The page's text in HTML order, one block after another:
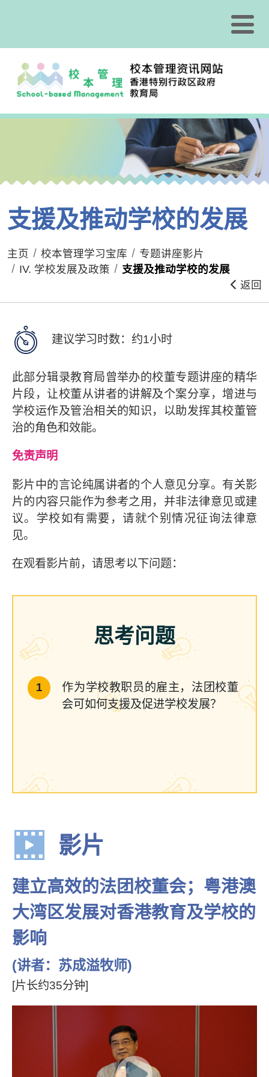
支援及推动学校的发展
主页 校本管理学习宝库
专题讲座影片
IV. 学校发展及政策
支援及推动学校的发展
返回
建议学习时数：约1小时
此部分辑录教育局曾举办的校董专题讲座的精华
片段，让校董从讲者的讲解及个案分享，增进与
学校运作及管治相关的知识，以助发挥其校董管
治的角色和效能。
免责声明
影片中的言论纯属讲者的个人意见分享。有关影
片的内容只能作为参考之用，并非法律意见或建
议。学校如有需要，请就个别情况征询法律意
见。
在观看影片前，请思考以下问题：
思考问题
作为学校教职员的雇主，法团校董
会可如何支援及促进学校发展？
影片
建立高效的法团校董会；粤港澳
大湾区发展对香港教育及学校的
影响
(讲者：苏成溢牧师)
[片长约35分钟]